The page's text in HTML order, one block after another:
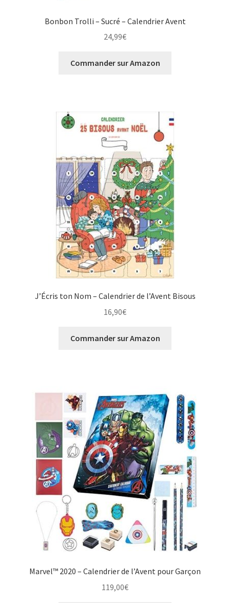
Bonbon Trolli – Sucré – Calendrier Avent
24,99€
Commander sur Amazon
J’Écris ton Nom – Calendrier de l’Avent Bisous
16,90€
Commander sur Amazon
Marvel™ 2020 – Calendrier de l’Avent pour Garçon
119,00€